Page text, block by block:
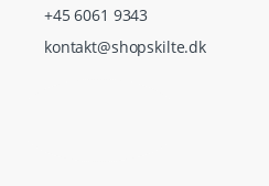
+45 6061 9343
kontakt@shopskilte.dk